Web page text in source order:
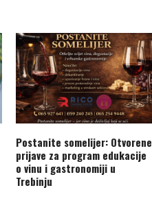
Postanite somelijer: Otvorene
prijave za program edukacije
o vinu i gastronomiji u
Trebinju